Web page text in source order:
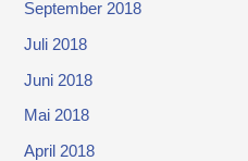
September 2018
Juli 2018
Juni 2018
Mai 2018
April 2018